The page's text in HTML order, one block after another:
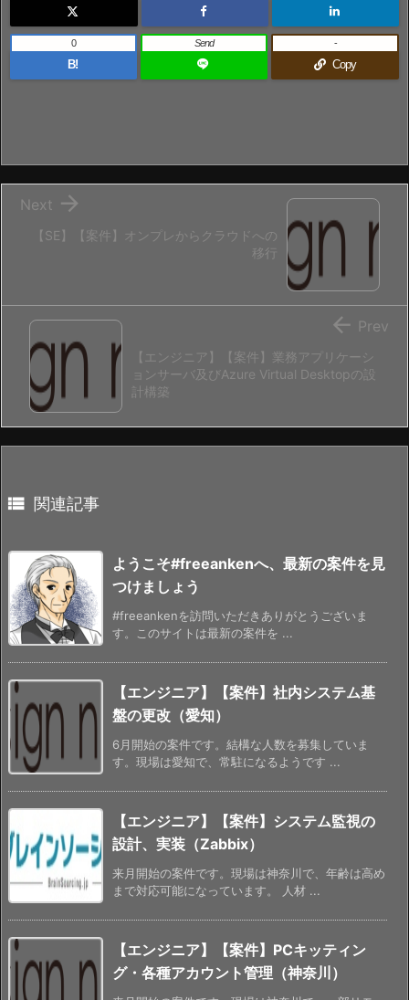
B!
0 Send
Copy
-
【SE】【案件】オンプレからクラウドへの
移行

Next
【エンジニア】【案件】業務アプリケーシ
ョンサーバ及びAzure Virtual Desktopの設
計構築
 Prev
 関連記事
ようこそ#freeankenへ、最新の案件を見
つけましょう
#freeankenを訪問いただきありがとうございま
す。このサイトは最新の案件を ...
【エンジニア】【案件】社内システム基
盤の更改（愛知）
6月開始の案件です。結構な人数を募集していま
す。現場は愛知で、常駐になるようです ...
【エンジニア】【案件】システム監視の
設計、実装（Zabbix）
来月開始の案件です。現場は神奈川で、年齢は高め
まで対応可能になっています。 人材 ...
【エンジニア】【案件】PCキッティン
グ・各種アカウント管理（神奈川）